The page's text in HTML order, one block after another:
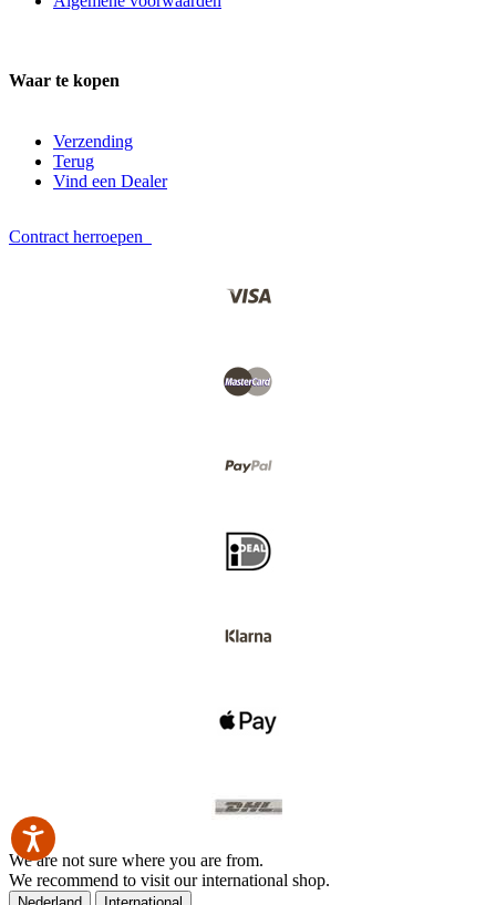
Waar te kopen
Verzending
Terug
Vind een Dealer
Contract herroepen
We are not sure where you are from.
We recommend to visit our international shop.